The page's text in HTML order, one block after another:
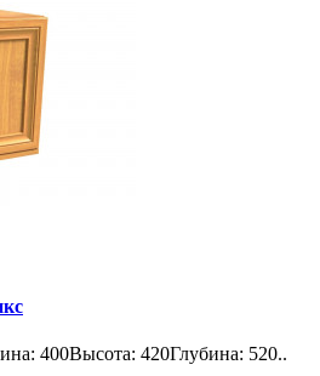
400Высота: 420Глубина: 520..